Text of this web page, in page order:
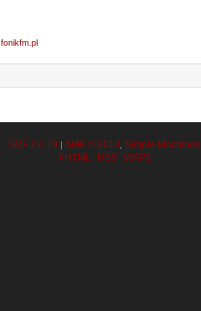
fonikfm.pl
SMF 2.0.19 | SMF © 2013 Simple Machines
XHTML
RSS WAP2